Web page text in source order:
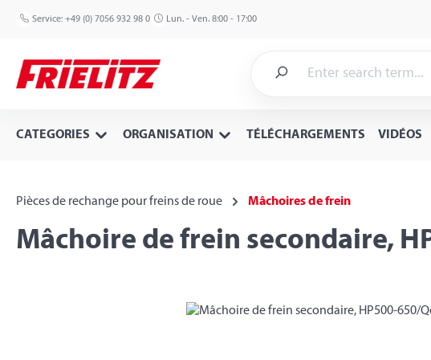
to main content
Skip to search
Skip to main navigation
Service: +49 (0) 7056 932 98 0 Lun. - Ven. 8:00 - 17:00
CATEGORIES ORGANISATION TÉLÉCHARGEMENTS VIDÉOS
Pièces de rechange pour freins de roue Mâchoires de frein
Mâchoire de frein secondaire,